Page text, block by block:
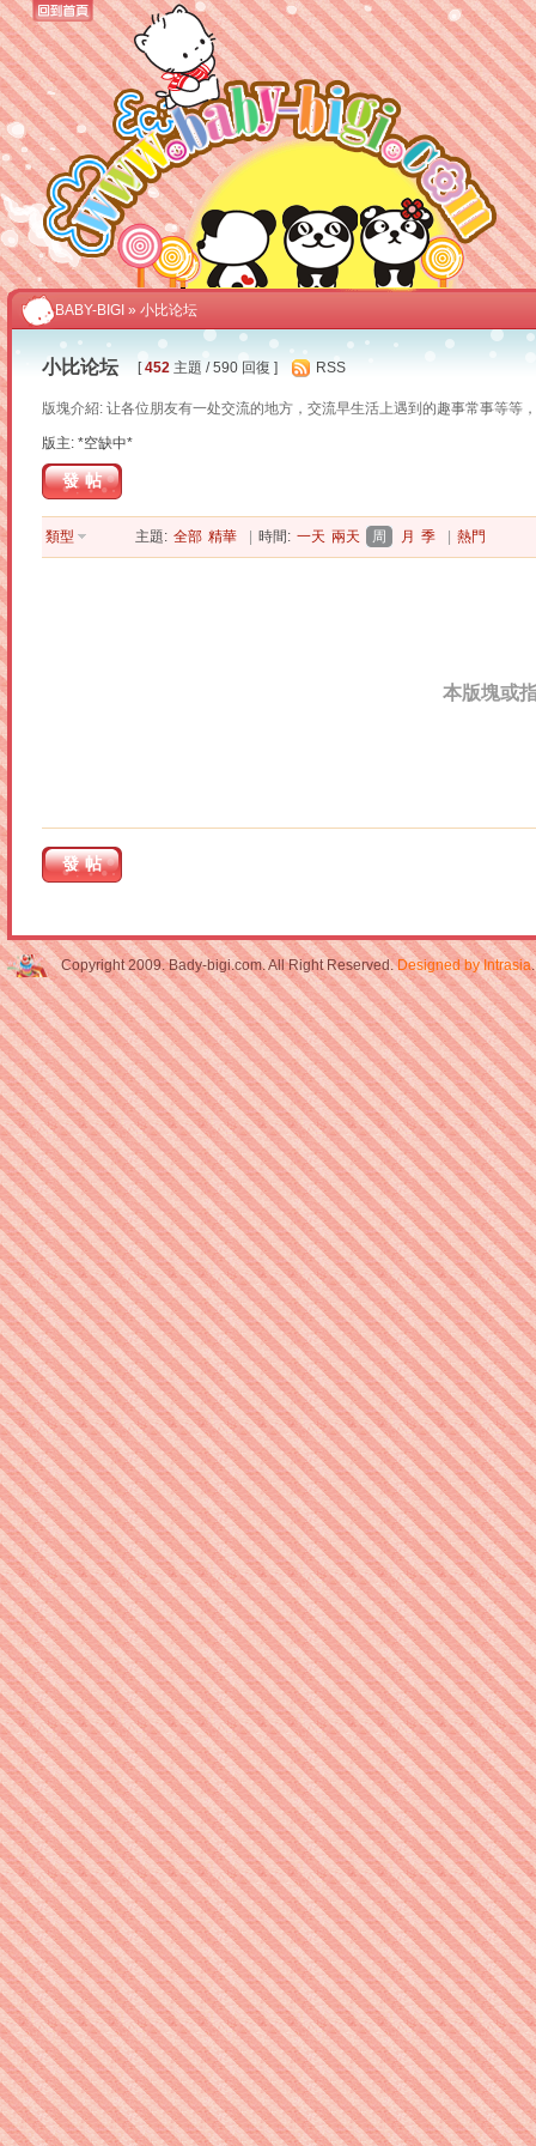
BABY-BIGI » 小比论坛
小比论坛 [452 主題 / 590 回復 ] RSS
版塊介紹: 让各位朋友有一处交流的地方，交流早生活上遇到的趣事常事等等
版主: *空缺中*
發帖
類型 主題: 全部 精華 時間: 一天 兩天 周 月 季 熱門
本版塊或
發帖
Copyright 2009. Bady-bigi.com. All Right Reserved.Designed by Intrasia.